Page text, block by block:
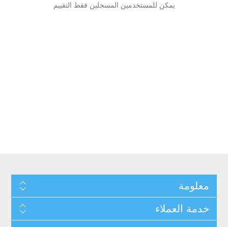
يمكن للمستخدمين المسجلين فقط التقييم
معلومة
خدمة العملاء